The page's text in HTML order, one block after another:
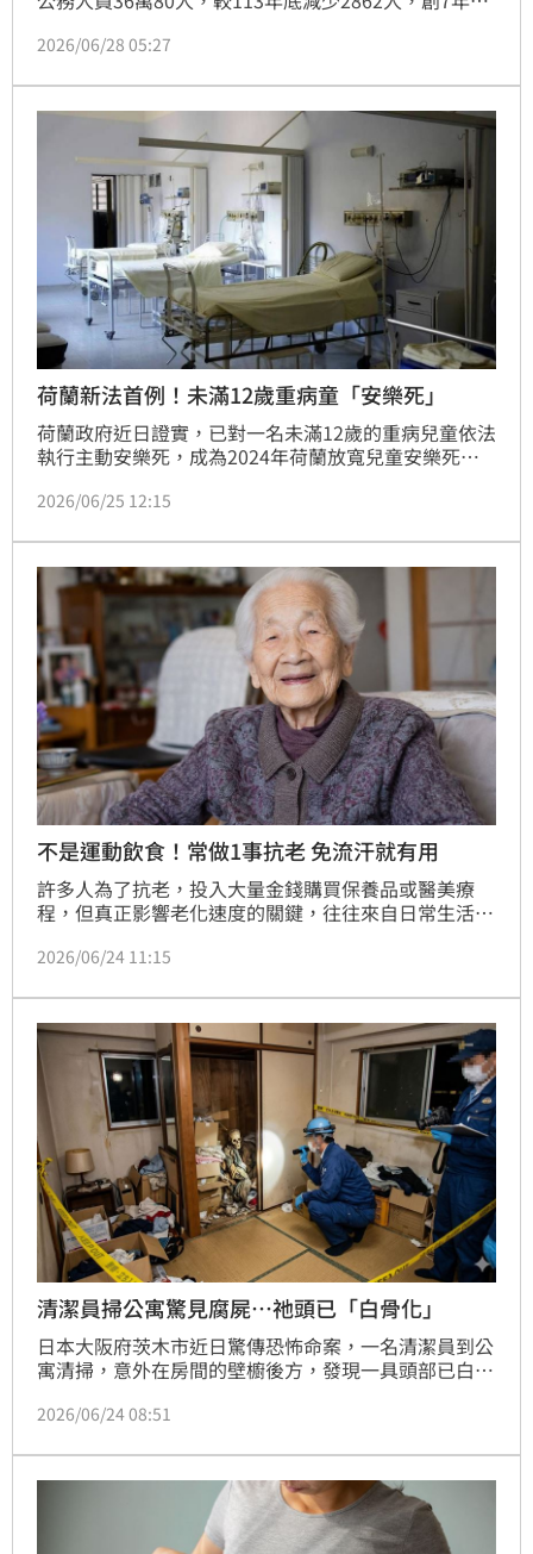
歲，平均年資16.23年，年資30年以上者占17.12%，平
2026/06/28 05:27
荷蘭新法首例！未滿12歲重病童「安樂死」
荷蘭政府近日證實，已對一名未滿12歲的重病兒童依法
執行主動安樂死，成為2024年荷蘭放寬兒童安樂死適
2026/06/25 12:15
不是運動飲食！常做1事抗老 免流汗就有用
許多人為了抗老，投入大量金錢購買保養品或醫美療
程，但真正影響老化速度的關鍵，往往來自日常生活習
運動與飲食，不過近期有研究發現，經常參與藝術與文
2026/06/24 11:15
清潔員掃公寓驚見腐屍…祂頭已「白骨化」
日本大阪府茨木市近日驚傳恐怖命案，一名清潔員到公
寓清掃，意外在房間的壁櫥後方，發現一具頭部已白骨
世，遺體年齡與性別皆不明，身上沒有明顯外傷，衣著
方向偵辦。
2026/06/24 08:51